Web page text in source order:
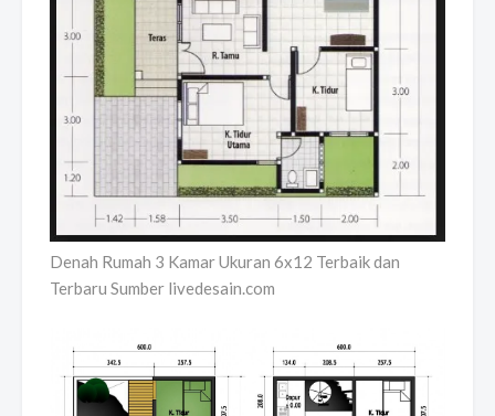
Denah Rumah 3 Kamar Ukuran 6x12 Terbaik dan
Terbaru Sumber livedesain.com